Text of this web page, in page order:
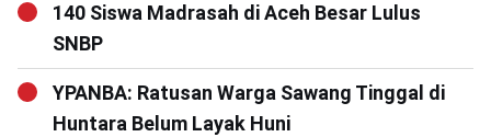
140 Siswa Madrasah di Aceh Besar Lulus
SNBP
YPANBA: Ratusan Warga Sawang Tinggal di
Huntara Belum Layak Huni